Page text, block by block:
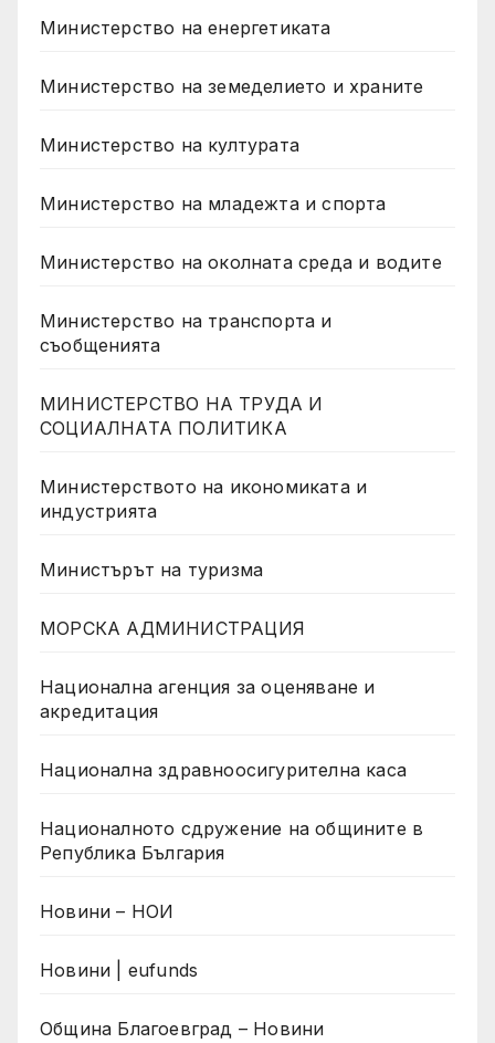
Министерство на енергетиката
Министерство на земеделието и храните
Министерство на културата
Министерство на младежта и спорта
Министерство на околната среда и водите
Министерство на транспорта и
съобщенията
МИНИСТЕРСТВО НА ТРУДА И
СОЦИАЛНАТА ПОЛИТИКА
Министерството на икономиката и
индустрията
Министърът на туризма
МОРСКА АДМИНИСТРАЦИЯ
Национална агенция за оценяване и
акредитация
Национална здравноосигурителна каса
Националното сдружение на общините в
Република България
Новини – НОИ
Новини | eufunds
Община Благоевград – Новини